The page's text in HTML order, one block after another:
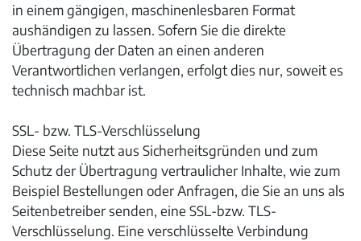
in einem gängigen, maschinenlesbaren Format
aushändigen zu lassen. Sofern Sie die direkte
Übertragung der Daten an einen anderen
Verantwortlichen verlangen, erfolgt dies nur, soweit es
technisch machbar ist.
SSL- bzw. TLS-Verschlüsselung
Diese Seite nutzt aus Sicherheitsgründen und zum
Schutz der Übertragung vertraulicher Inhalte, wie zum
Beispiel Bestellungen oder Anfragen, die Sie an uns als
Seitenbetreiber senden, eine SSL-bzw. TLS-
Verschlüsselung. Eine verschlüsselte Verbindung